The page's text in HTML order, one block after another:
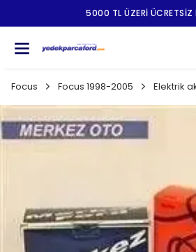
5000 TL ÜZERI ÜCRETSIZ
Focus Focus 1998-2005 Elektrik